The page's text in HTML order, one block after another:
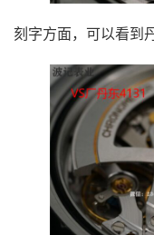
刻字方面，可以看到